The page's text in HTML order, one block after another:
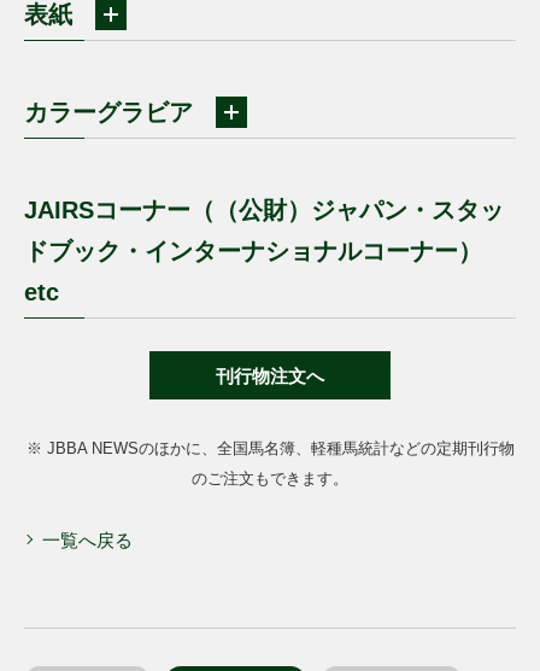
表紙
カラーグラビア
JAIRSコーナー（（公財）ジャパン・スタッ
ドブック・インターナショナルコーナー）
etc
刊行物注文へ
※ JBBA NEWSのほかに、全国馬名簿、軽種馬統計などの定期刊行物
のご注文もできます。
一覧へ戻る